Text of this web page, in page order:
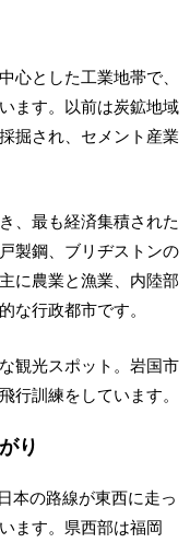
心とした工業地帯で、
ます。以前は炭鉱地域
掘され、セメント産業
、最も経済集積された
製鋼、ブリヂストンの
に農業と漁業、内陸部
な行政都市です。
観光スポット。岩国市
行訓練をしています。
り
本の路線が東西に走っ
ます。県西部は福岡